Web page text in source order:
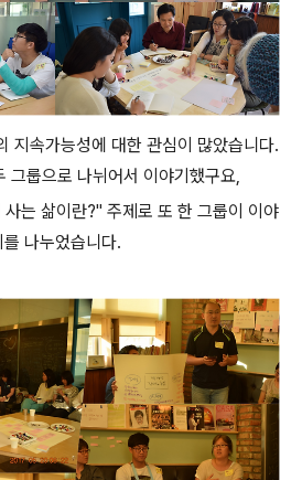
지속가능성에 대한 관심이 많았습니다.
그룹으로 나뉘어서 이야기했구요,
는 삶이란?" 주제로 또 한 그룹이 이야
를 나누었습니다.